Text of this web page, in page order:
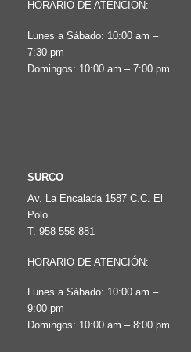
elegir
en
HORARIO DE ATENCIÓN:
Lunes a Sábado: 10:00 am –
7:30 pm
Domingos: 10:00 am – 7:00 pm
SURCO
Av. La Encalada 1587 C.C. El
Polo
T. 958 558 881
HORARIO DE ATENCIÓN:
Lunes a Sábado: 10:00 am –
9:00 pm
Domingos: 10:00 am – 8:00 pm